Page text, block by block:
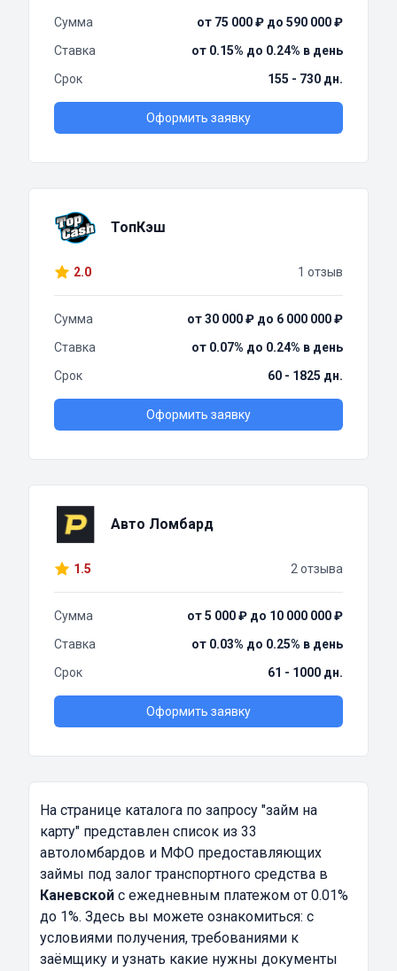
Сумма
от 75 000 ₽ до 590 000 ₽
Ставка
от 0.15% до 0.24% в день
Срок
155 - 730 дн.
Оформить заявку
ТопКэш
2.0 1 отзыв
Сумма
от 30 000 ₽ до 6 000 000 ₽
Ставка
от 0.07% до 0.24% в день
Срок
60 - 1825 дн.
Оформить заявку
Авто Ломбард
1.5 2 отзыва
Сумма
от 5 000 ₽ до 10 000 000 ₽
Ставка
от 0.03% до 0.25% в день
Срок
61 - 1000 дн.
Оформить заявку
На странице каталога по запросу "займ на
карту" представлен список из 33
автоломбардов и МФО предоставляющих
займы под залог транспортного средства в
Каневской с ежедневным платежом от 0.01%
до 1%. Здесь вы можете ознакомиться: с
условиями получения, требованиями к
заёмщику и узнать какие нужны документы